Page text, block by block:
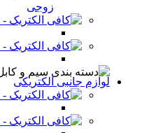
زوجی
لوازم جانبی الکتریکی